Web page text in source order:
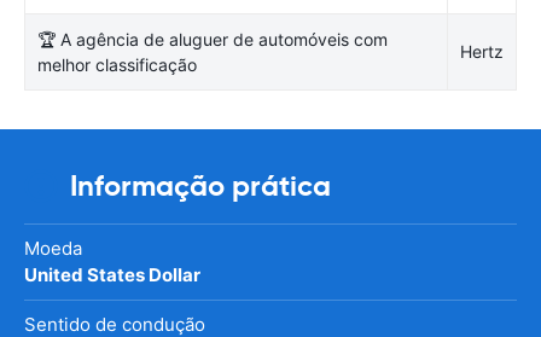
🏆 A agência de aluguer de automóveis com
melhor classificação
Hertz
Informação prática
Moeda
United States Dollar
Sentido de condução